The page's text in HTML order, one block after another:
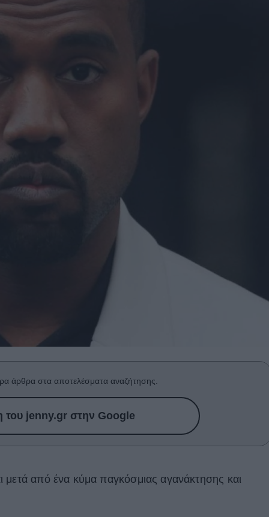
άρθρα στα αποτελέσματα αναζήτησης.
του jenny.gr στην Google
από ένα κύμα παγκόσμιας αγανάκτησης και